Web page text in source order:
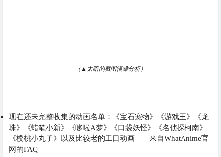
（▲太暗的截图很难分析）
现在还未完整收集的动画名单：《宝石宠物》《游戏王》《龙
珠》《蜡笔小新》《哆啦A梦》《口袋妖怪》《名侦探柯南》
《樱桃小丸子》以及比较老的工口动画——来自WhatAnime官
网的FAQ